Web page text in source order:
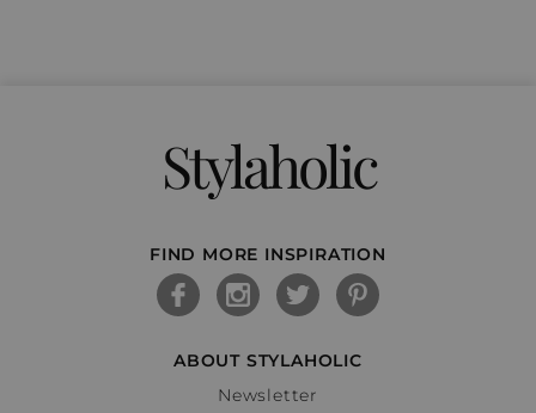
Stylaholic
FIND MORE INSPIRATION
ABOUT STYLAHOLIC
Newsletter